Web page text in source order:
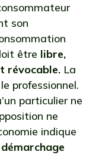
son
être libre,
révocable. La
professionnel.
particulier ne
ne
indique